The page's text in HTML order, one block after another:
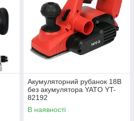
Акумуляторний рубанок 18В
без акумулятора YATO YT-
82192
В наявності